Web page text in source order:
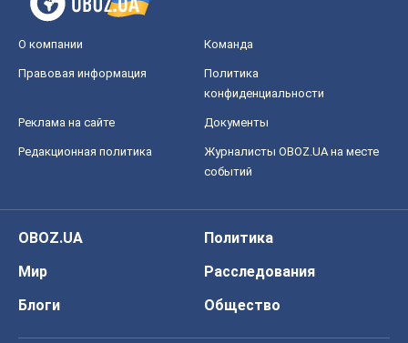
О компании Команда
Правовая информация
Политика
конфиденциальности
Реклама на сайте Документы
Редакционная политика
Журналисты OBOZ.UA на месте
событий
OBOZ.UA
Политика
Мир
Расследования
Блоги
Общество